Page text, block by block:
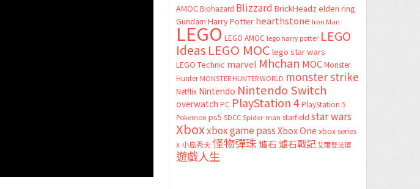
AMOC Biohazard Blizzard BrickHeadz elden ring
Gundam Harry Potter hearthstone Iron Man
LEGO LEGO AMOC lego harry potter LEGO
Ideas LEGO MOC lego star wars
LEGO Technic marvel Mhchan MOC Monster
Hunter MONSTER HUNTER WORLD monster strike
Netflix Nintendo Nintendo Switch
overwatch PC PlayStation 4 PlayStation 5
Pokemon ps5 SDCC Spider-man starfield star wars
Xboxxbox game passXbox One xbox series
x 小島秀夫怪物彈珠 爐石 爐石戰記艾爾登法環
遊戲人生